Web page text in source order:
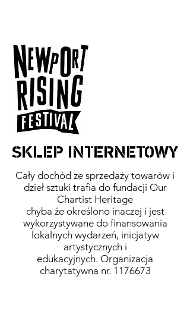
SKLEP INTERNETOWY
Cały dochód ze sprzedaży towarów i
dzieł sztuki trafia do fundacji Our
Chartist Heritage
chyba że określono inaczej i jest
wykorzystywane do finansowania
lokalnych wydarzeń, inicjatyw
artystycznych i
edukacyjnych. Organizacja
charytatywna nr. 1176673